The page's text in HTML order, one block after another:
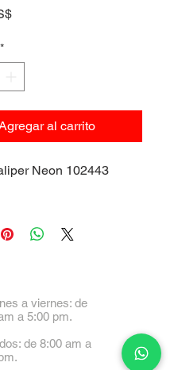
Precio
*
al carrito
Neon 102443
a viernes: de
a 5:00 pm.
de 8:00 am a